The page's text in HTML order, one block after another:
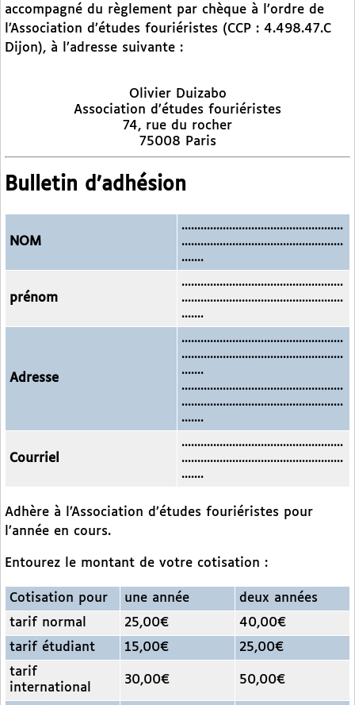
accompagné du règlement par chèque à l’ordre de
l’Association d’études fouriéristes (CCP : 4.498.47.C
Dijon), à l’adresse suivante :
Olivier Duizabo
Association d’études fouriéristes
74, rue du rocher
75008 Paris
Bulletin d’adhésion
NOM
...................................................
...................................................
.......
prénom
...................................................
...................................................
.......
Adresse
...................................................
...................................................
.......
...................................................
...................................................
.......
Courriel
...................................................
...................................................
.......
Adhère à l’Association d’études fouriéristes pour
l’année en cours.
Entourez le montant de votre cotisation :
Cotisation pour une année
deux années
tarif normal
25,00€
40,00€
tarif étudiant
15,00€
25,00€
tarif
international
30,00€ 50,00€